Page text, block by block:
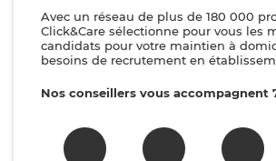
Avec un réseau de plus de 180 000
Click&Care sélectionne pour vous les
candidats pour votre maintien à
besoins de recrutement en
Nos conseillers vous accompagnent